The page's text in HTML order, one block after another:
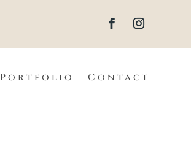
Portfolio Contact